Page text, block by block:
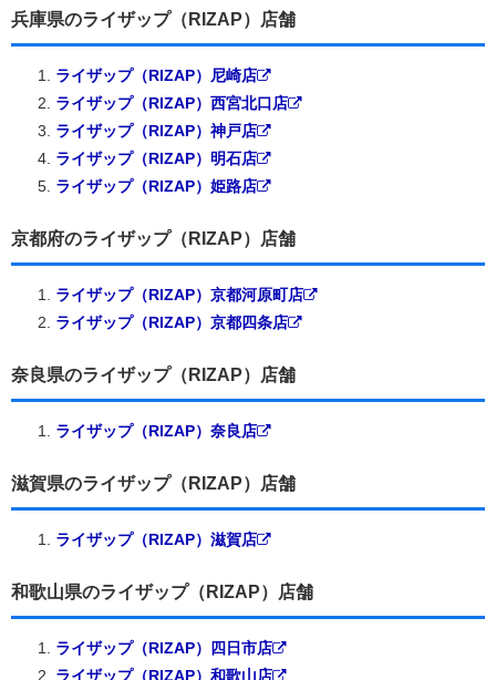
兵庫県のライザップ（RIZAP）店舗
ライザップ（RIZAP）尼崎店
ライザップ（RIZAP）西宮北口店
ライザップ（RIZAP）神戸店
ライザップ（RIZAP）明石店
ライザップ（RIZAP）姫路店
京都府のライザップ（RIZAP）店舗
ライザップ（RIZAP）京都河原町店
ライザップ（RIZAP）京都四条店
奈良県のライザップ（RIZAP）店舗
ライザップ（RIZAP）奈良店
滋賀県のライザップ（RIZAP）店舗
ライザップ（RIZAP）滋賀店
和歌山県のライザップ（RIZAP）店舗
ライザップ（RIZAP）四日市店
ライザップ（RIZAP）和歌山店